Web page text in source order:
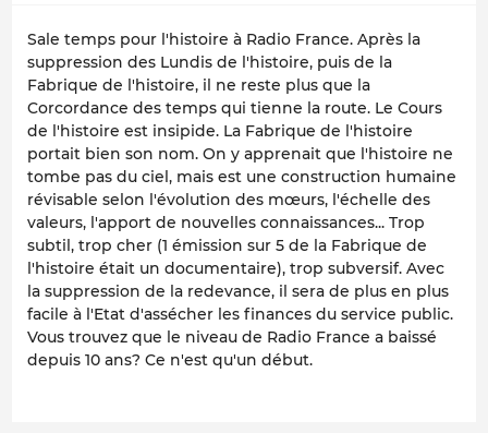
Sale temps pour l'histoire à Radio France. Après la
suppression des Lundis de l'histoire, puis de la
Fabrique de l'histoire, il ne reste plus que la
Corcordance des temps qui tienne la route. Le Cours
de l'histoire est insipide. La Fabrique de l'histoire
portait bien son nom. On y apprenait que l'histoire ne
tombe pas du ciel, mais est une construction humaine
révisable selon l'évolution des mœurs, l'échelle des
valeurs, l'apport de nouvelles connaissances... Trop
subtil, trop cher (1 émission sur 5 de la Fabrique de
l'histoire était un documentaire), trop subversif. Avec
la suppression de la redevance, il sera de plus en plus
facile à l'Etat d'assécher les finances du service public.
Vous trouvez que le niveau de Radio France a baissé
depuis 10 ans? Ce n'est qu'un début.